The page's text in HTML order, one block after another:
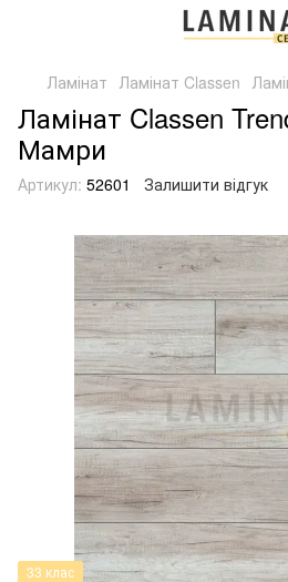
Ламінат Ламінат Classen
Ламінат Classen
Мамри
Артикул: 52601 Залишити відгук
33 клас